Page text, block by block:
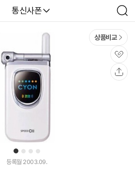
다나와
통신사폰
검
색
1 2 3 4
상품비교
관
심
등록월 2003.09.